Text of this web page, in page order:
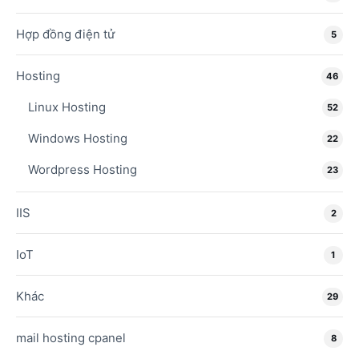
Hợp đồng điện tử 5
Hosting 46
Linux Hosting 52
Windows Hosting 22
Wordpress Hosting 23
IIS 2
IoT 1
Khác 29
mail hosting cpanel 8